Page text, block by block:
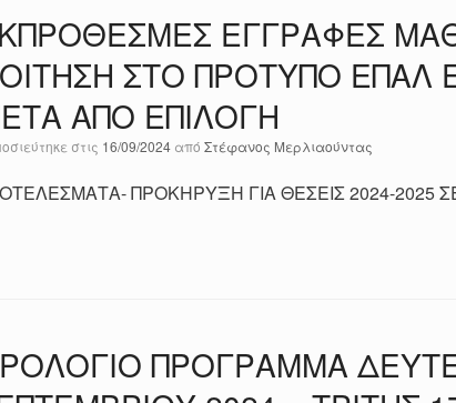
ΕΓΓΡΑΦΕΣ
ΣΤΟ ΠΡΟΤΥΠΟ ΕΠΑΛ
ΑΠΟ ΕΠΙΛΟΓΗ
στις 16/09/2024 απόΣτέφανος Μερλιαούντας
ΠΡΟΚΗΡΥΞΗ ΓΙΑ ΘΕΣΕΙΣ 2024-2025
ΠΡΟΓΡΑΜΜΑ